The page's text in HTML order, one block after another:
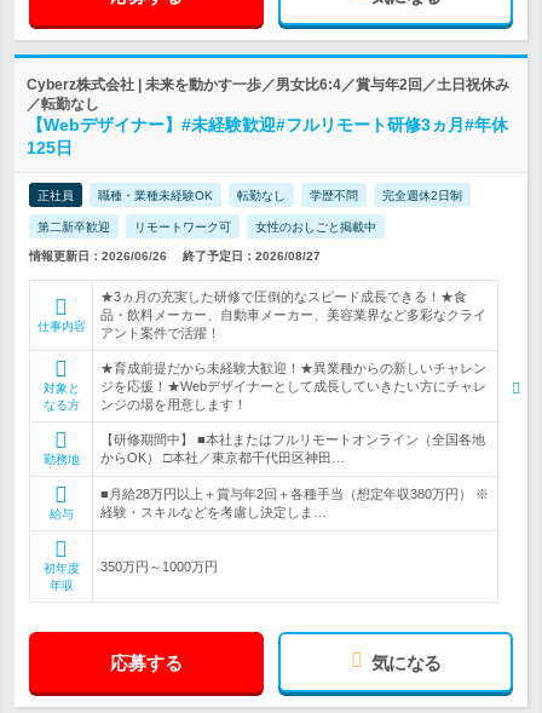
Cyberz株式会社 | 未来を動かす一歩／男女比6:4／賞与年2回／土日祝休み
／転勤なし
【Webデザイナー】#未経験歓迎#フルリモート研修3ヵ月#年休
125日
正社員 職種・業種未経験OK 転勤なし 学歴不問 完全週休2日制
第二新卒歓迎 リモートワーク可 女性のおしごと掲載中
情報更新日：2026/06/26 終了予定日：2026/08/27
仕事内容
★3ヵ月の充実した研修で圧倒的なスピード成長できる！★食
品・飲料メーカー、自動車メーカー、美容業界など多彩なクライ
アント案件で活躍！
対象と
なる方
★育成前提だから未経験大歓迎！★異業種からの新しいチャレン
ジを応援！★Webデザイナーとして成長していきたい方にチャレ
ンジの場を用意します！
勤務地
【研修期間中】 ■本社またはフルリモートオンライン（全国各地
からOK） □本社／東京都千代田区神田…
給与
■月給28万円以上＋賞与年2回＋各種手当（想定年収380万円） ※
経験・スキルなどを考慮し決定しま…
初年度
年収
350万円～1000万円
応募する 気になる